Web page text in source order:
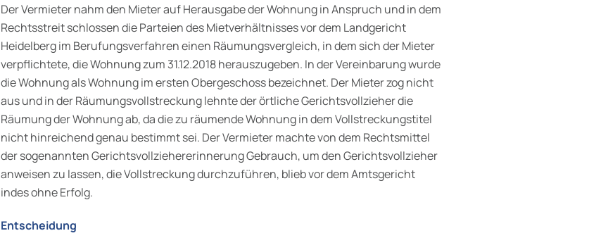
Der Vermieter nahm den Mieter auf Herausgabe der Wohnung in Anspruch und in dem
Rechtsstreit schlossen die Parteien des Mietverhältnisses vor dem Landgericht
Heidelberg im Berufungsverfahren einen Räumungsvergleich, in dem sich der Mieter
verpflichtete, die Wohnung zum 31.12.2018 herauszugeben. In der Vereinbarung wurde
die Wohnung als Wohnung im ersten Obergeschoss bezeichnet. Der Mieter zog nicht
aus und in der Räumungs­vollstreckung lehnte der örtliche Gerichtsvollzieher die
Räumung der Wohnung ab, da die zu räumende Wohnung in dem Vollstreckungstitel
nicht hinreichend genau bestimmt sei. Der Vermieter machte von dem Rechtsmittel
der sogenannten Gerichtsvollziehererinnerung Gebrauch, um den Gerichtsvollzieher
anweisen zu lassen, die Vollstreckung durchzuführen, blieb vor dem Amtsgericht
indes ohne Erfolg.
Entscheidung